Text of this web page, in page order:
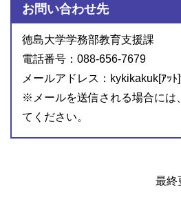
お問い合わせ先
徳島大学学務部教育支援課
電話番号：088-656-7679
メールアドレス：kykikakuk[ｱｯ
※メールを送信される場合には
てください。
最終